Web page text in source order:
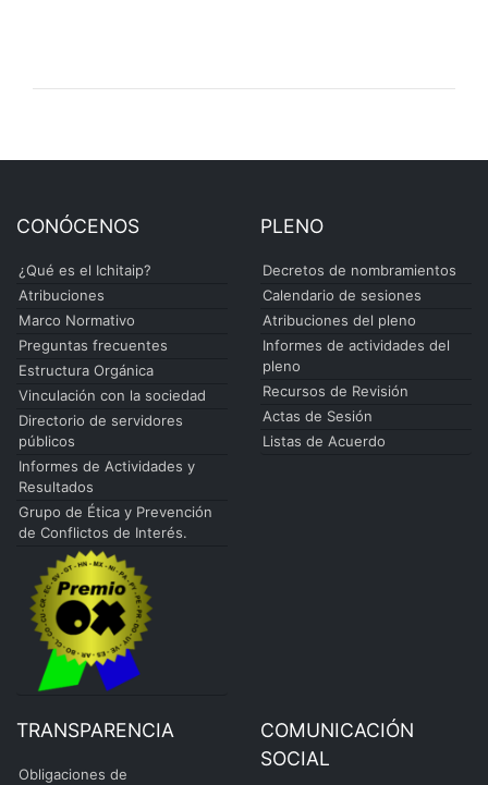
CONÓCENOS
¿Qué es el Ichitaip?
Atribuciones
Marco Normativo
Preguntas frecuentes
Estructura Orgánica
Vinculación con la sociedad
Directorio de servidores
públicos
Informes de Actividades y
Resultados
Grupo de Ética y Prevención
de Conflictos de Interés.
PLENO
Decretos de nombramientos
Calendario de sesiones
Atribuciones del pleno
Informes de actividades del
pleno
Recursos de Revisión
Actas de Sesión
Listas de Acuerdo
TRANSPARENCIA
Obligaciones de
COMUNICACIÓN
SOCIAL